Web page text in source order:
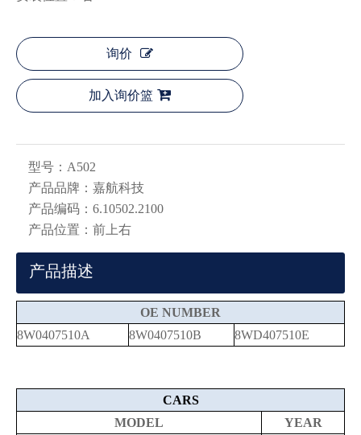
询价
加入询价篮
型号： A502
产品品牌： 嘉航科技
产品编码： 6.10502.2100
产品位置： 前上右
产品描述
OE NUMBER
8W0407510A
8W0407510B 8WD407510E
CARS
MODEL
YEAR